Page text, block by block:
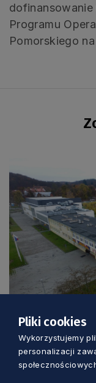
dofinansowanie
Programu
Pomorskiego
Będzie
Wejherowie
Pliki cookies
Wykorzystujemy
personalizacji